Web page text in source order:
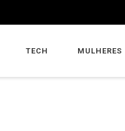
TECH MULHERES